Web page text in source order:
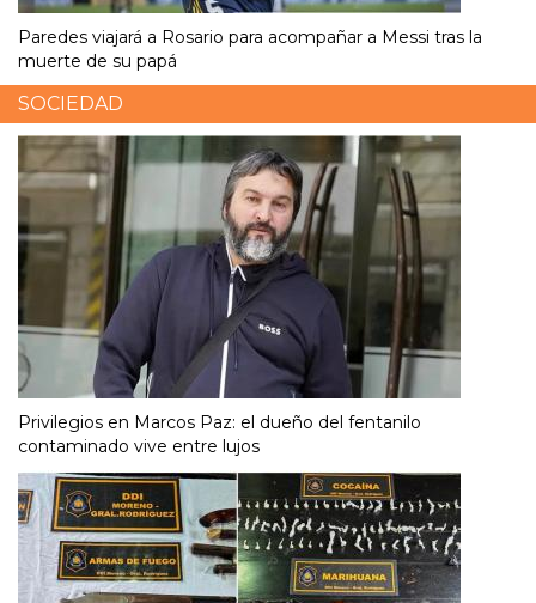
Paredes viajará a Rosario para acompañar a Messi tras la
muerte de su papá
SOCIEDAD
Privilegios en Marcos Paz: el dueño del fentanilo
contaminado vive entre lujos